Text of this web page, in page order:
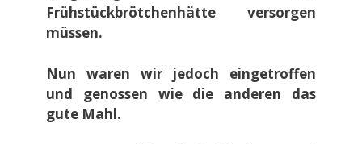
Frühstückbrötchenhätte versorgen
müssen.
Nun waren wir jedoch eingetroffen
und genossen wie die anderen das
gute Mahl.